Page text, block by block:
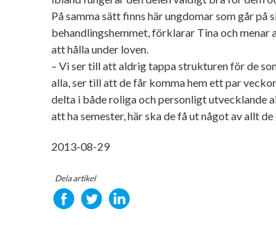
På samma sätt finns här ungdomar som går på
behandlingshemmet, förklarar Tina och menar
att hålla under loven.
– Vi ser till att aldrig tappa strukturen för de
alla, ser till att de får komma hem ett par
delta i både roliga och personligt utvecklande
att ha semester, här ska de få ut något av allt de
2013-08-29
Dela artikel